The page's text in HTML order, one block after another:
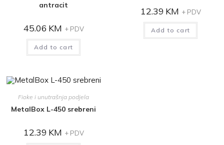
antracit
45.06 KM + PDV
Add to cart
12.39 KM + PDV
Add to cart
Fioke i unutrašnja podjela
MetalBox L-450 srebreni
12.39 KM + PDV